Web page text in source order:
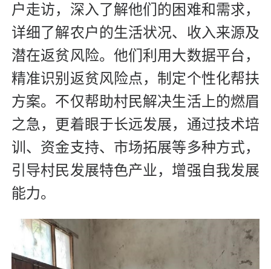
户走访，深入了解他们的困难和需求，
详细了解农户的生活状况、收入来源及
潜在返贫风险。他们利用大数据平台，
精准识别返贫风险点，制定个性化帮扶
方案。不仅帮助村民解决生活上的燃眉
之急，更着眼于长远发展，通过技术培
训、资金支持、市场拓展等多种方式，
引导村民发展特色产业，增强自我发展
能力。